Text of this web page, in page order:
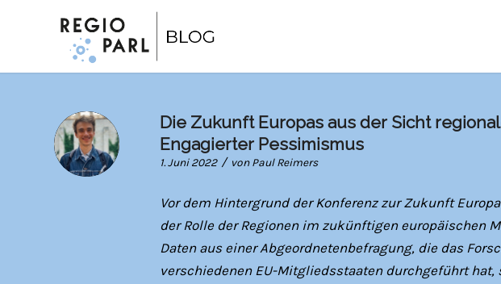
Die Zukunft Europas aus der Sicht
Engagierter Pessimismus
1. Juni 2022 / vonPaul Reimers
Vor dem Hintergrund der Konferenz zur Zukunft
der Rolle der Regionen im zukünftigen europäischen
Daten aus einer Abgeordnetenbefragung, die das
verschiedenen EU-Mitgliedsstaaten durchgeführt hat,